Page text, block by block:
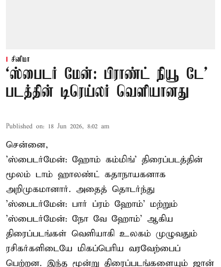
சினிமா
‘ஸ்பைடர் மேன்: பிராண்ட் நியூ டே’
படத்தின் டிரெய்லர் வெளியானது
Published on: 18 Jun 2026, 8:02 am
சென்னை,
'ஸ்பைடர்மேன்: ஹோம் கம்மிங்' திரைப்படத்தின்
மூலம் டாம் ஹாலண்ட் கதாநாயகனாக
அறிமுகமானார். அதைத் தொடர்ந்து
'ஸ்பைடர்மேன்: பார் ப்ரம் ஹோம்' மற்றும்
'ஸ்பைடர்மேன்: நோ வே ஹோம்' ஆகிய
திரைப்படங்கள் வெளியாகி உலகம் முழுவதும்
ரசிகர்களிடையே மிகப்பெரிய வரவேற்பைப்
பெற்றன. இந்த மூன்று திரைப்படங்களையும் ஜான்